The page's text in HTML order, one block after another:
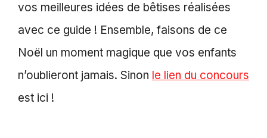
vos meilleures idées de bêtises réalisées
avec ce guide ! Ensemble, faisons de ce
Noël un moment magique que vos enfants
n’oublieront jamais. Sinon le lien du concours
est ici !